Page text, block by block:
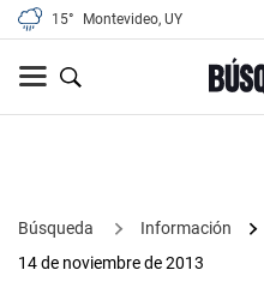
15° Montevideo, UY
Búsqueda Información
14 de noviembre de 2013